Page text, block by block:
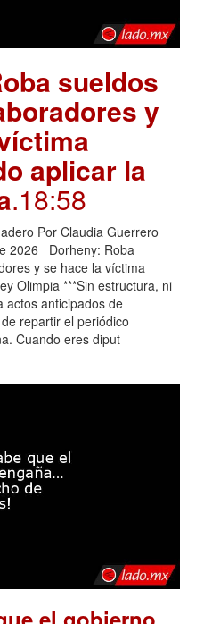
sueldos
y
aplicar la
.18:58
Por Claudia Guerrero
2026 Dorheny: Roba
y se hace la víctima
Olimpia ***Sin estructura, ni
actos anticipados de
repartir el periódico
Cuando eres diput